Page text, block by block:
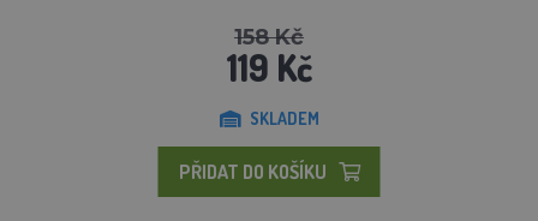
158 Kč
119 Kč
SKLADEM
PŘIDAT DO KOŠÍKU